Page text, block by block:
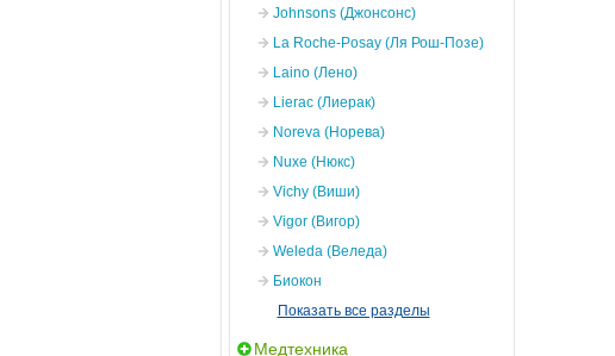
Johnsons (Джонсонс)
La Roche-Posay (Ля Рош-Позе)
Laino (Лено)
Lierac (Лиерак)
Noreva (Норева)
Nuxe (Нюкс)
Vichy (Виши)
Vigor (Вигор)
Weleda (Веледа)
Биокон
Показать все разделы
Медтехника